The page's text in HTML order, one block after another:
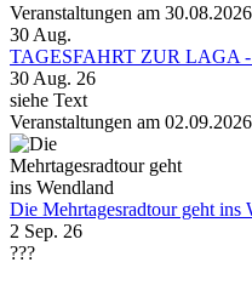
Veranstaltungen am 30.08.2026
30 Aug.
TAGESFAHRT ZUR LAGA
30 Aug. 26
siehe Text
Veranstaltungen am 02.09.2026
Die Mehrtagesradtour geht ins
2 Sep. 26
???